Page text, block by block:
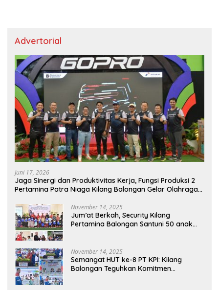
Advertorial
Juni 17, 2026
Jaga Sinergi dan Produktivitas Kerja, Fungsi Produksi 2
Pertamina Patra Niaga Kilang Balongan Gelar Olahraga
November 14, 2025
Jum’at Berkah, Security Kilang
Pertamina Balongan Santuni 50 anak
November 14, 2025
Semangat HUT ke-8 PT KPI: Kilang
Balongan Teguhkan Komitmen